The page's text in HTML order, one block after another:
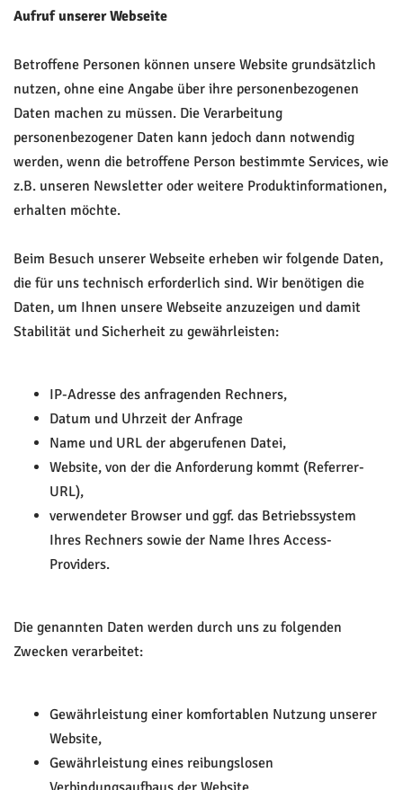
Aufruf unserer Webseite
Betroffene Personen können unsere Website grundsätzlich
nutzen, ohne eine Angabe über ihre personenbezogenen
Daten machen zu müssen. Die Verarbeitung
personenbezogener Daten kann jedoch dann notwendig
werden, wenn die betroffene Person bestimmte Services, wie
z.B. unseren Newsletter oder weitere Produktinformationen,
erhalten möchte.
Beim Besuch unserer Webseite erheben wir folgende Daten,
die für uns technisch erforderlich sind. Wir benötigen die
Daten, um Ihnen unsere Webseite anzuzeigen und damit
Stabilität und Sicherheit zu gewährleisten:
IP-Adresse des anfragenden Rechners,
Datum und Uhrzeit der Anfrage
Name und URL der abgerufenen Datei,
Website, von der die Anforderung kommt (Referrer-
URL),
verwendeter Browser und ggf. das Betriebssystem
Ihres Rechners sowie der Name Ihres Access-
Providers.
Die genannten Daten werden durch uns zu folgenden
Zwecken verarbeitet:
Gewährleistung einer komfortablen Nutzung unserer
Website,
Gewährleistung eines reibungslosen